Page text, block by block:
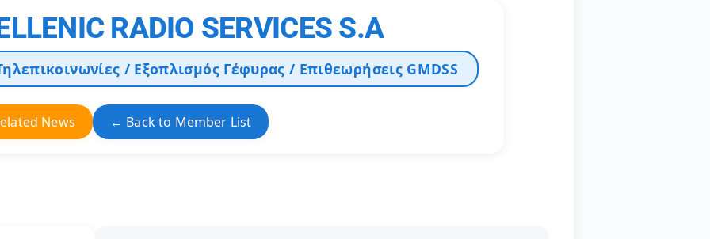
RADIO SERVICES S.A
/ Εξοπλισμός Γέφυρας / Επιθεωρήσεις GMDSS
News ← Back to Member List